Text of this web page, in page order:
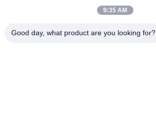
9:35 AM
Good day, what product are you looking for?